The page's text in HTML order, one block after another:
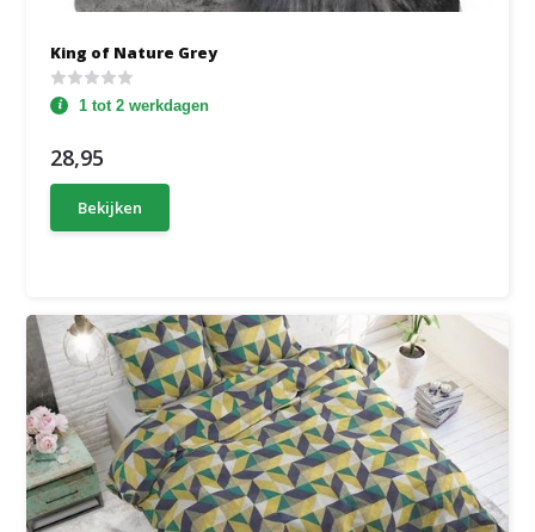
King of Nature Grey
1 tot 2 werkdagen
28,95
Bekijken